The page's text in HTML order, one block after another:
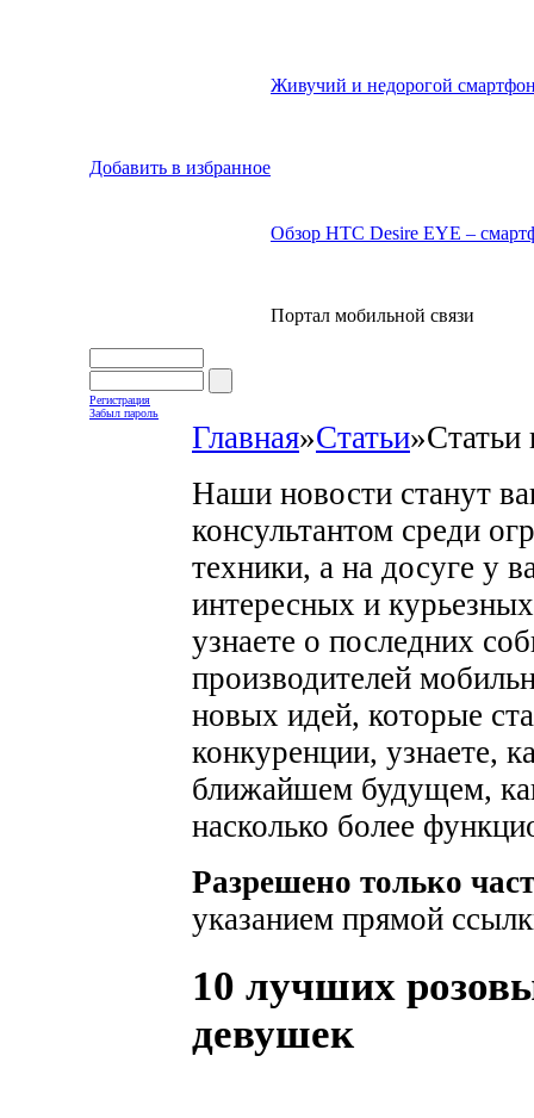
Добавить в избранное
Живучий и недорогой
Обзор HTC Desire EYE –
Портал мобильной связи
Регистрация
Забыл пароль
Главная»Статьи»Статьи
Наши новости станут
консультантом среди
техники, а на досуге у
интересных и
узнаете о последних
производителей
новых идей, которые
конкуренции, узнаете,
ближайшем будущем,
насколько более
Разрешено только
указанием прямой
10 лучших
девушек